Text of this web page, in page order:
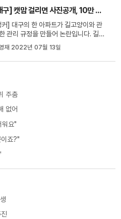
적인 해결책은 아닙니다. 양관희 기자
재했습니다. [리포...
[대구] 캣맘 걸리면 사진공개, 10만 원"‥아파트 규약 논란
커] 대구의 한 아파트가 길고양이와 관
관리 규정을 만들어 논란입니다. 길고
에게 밥을 주면, 누군지 사진을 공개하
10만 원의 벌금을 물린다는 내용인데
길고양이를 돌보려는 입주민과 그걸 원
재 2022년 07월 13일
주춤
없어
워요"
죠?"